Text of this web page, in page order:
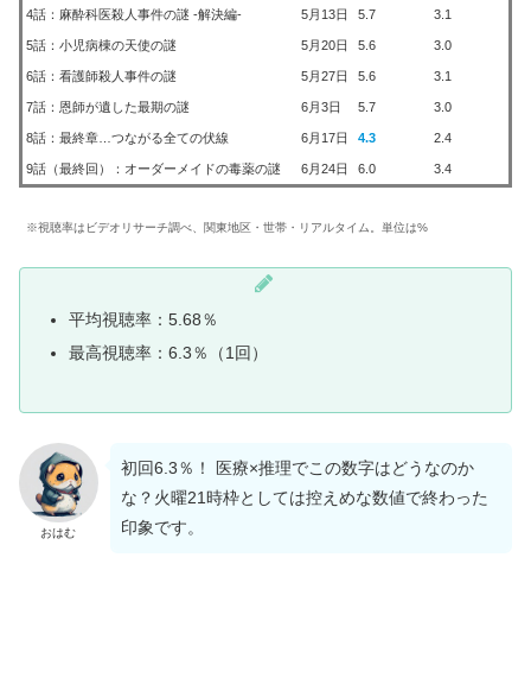
4話：麻酔科医殺人事件の謎 -解決編- 5月13日 5.7 3.1
5話：小児病棟の天使の謎 5月20日 5.6 3.0
6話：看護師殺人事件の謎 5月27日 5.6 3.1
7話：恩師が遺した最期の謎 6月3日 5.7 3.0
8話：最終章…つながる全ての伏線 6月17日 4.3 2.4
9話（最終回）：オーダーメイドの毒薬の謎 6月24日 6.0 3.4
※視聴率はビデオリサーチ調べ、関東地区・世帯・リアルタイム。単位は%
平均視聴率：5.68％
最高視聴率：6.3％（1回）
おはむ
初回6.3％！ 医療×推理でこの数字はどうなのか
な？火曜21時枠としては控えめな数値で終わった
印象です。